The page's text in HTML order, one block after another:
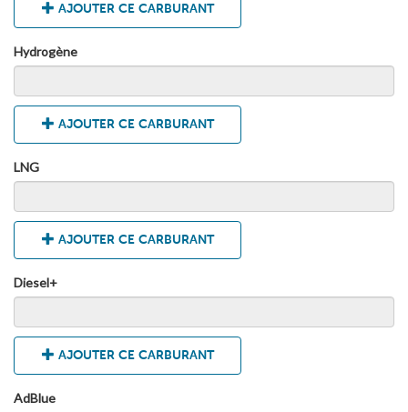
AJOUTER CE CARBURANT
Hydrogène
AJOUTER CE CARBURANT
LNG
AJOUTER CE CARBURANT
Diesel+
AJOUTER CE CARBURANT
AdBlue